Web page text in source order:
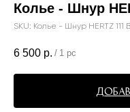
Колье - Шнур
SKU: Колье - Шнур HERTZ 111
6 500 р. / 1 pc